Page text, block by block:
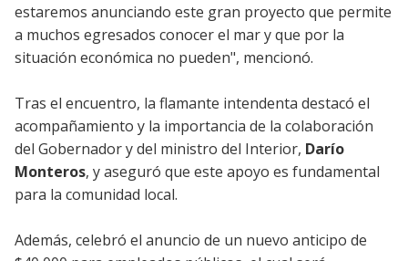
estaremos anunciando este gran proyecto que permite
a muchos egresados conocer el mar y que por la
situación económica no pueden", mencionó.
Tras el encuentro, la flamante intendenta destacó el
acompañamiento y la importancia de la colaboración
del Gobernador y del ministro del Interior, Darío
Monteros, y aseguró que este apoyo es fundamental
para la comunidad local.
Además, celebró el anuncio de un nuevo anticipo de